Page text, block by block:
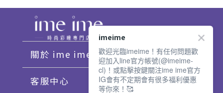
關於 ime ime
客服中心
imeime
歡迎光臨imeime！有任何問題歡
迎加入line官方帳號(@imeime-
cl)！或點擊按鍵關注ime ime官方
IG會有不定期會有很多福利優惠
等你來！🥰